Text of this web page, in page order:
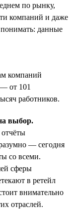
по рынку,
компаний и даже
данные
компаний
от 101
работников.
выбор.
— сегодня
со всеми.
сферы
в ретейл
внимательно
отраслей.